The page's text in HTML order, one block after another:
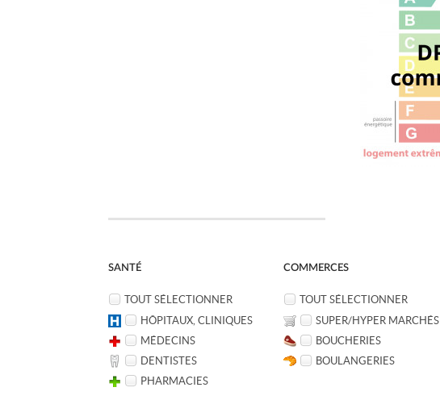
SANTÉ
TOUT SÉLECTIONNER
HÔPITAUX, CLINIQUES
MÉDECINS
DENTISTES
PHARMACIES
COMMERCES
TOUT SÉLECTIONNER
SUPER/HYPER MARCHÉS
BOUCHERIES
BOULANGERIES